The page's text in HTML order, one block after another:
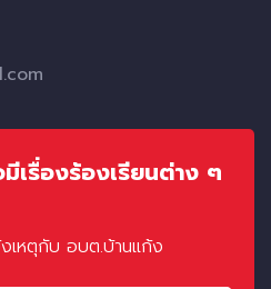
เรื่องร้องเรียนต่าง ๆ
เหตุกับ อบต.บ้านแก้ง